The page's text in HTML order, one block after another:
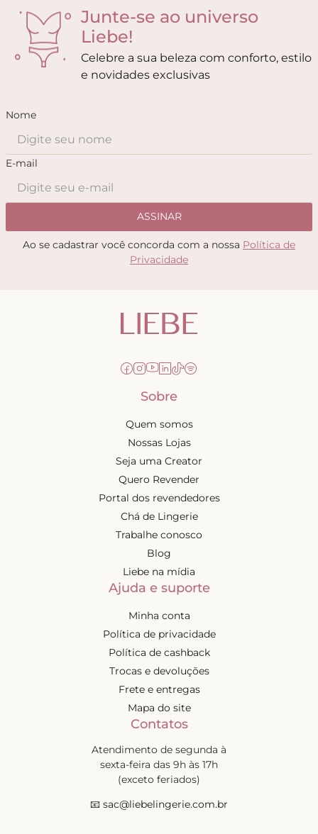
Junte-se ao universo
Liebe!
Celebre a sua beleza com conforto, estilo
e novidades exclusivas
Nome
E-mail
ASSINAR
Ao se cadastrar você concorda com a nossa Política de
Privacidade
Sobre
Quem somos
Nossas Lojas
Seja uma Creator
Quero Revender
Portal dos revendedores
Chá de Lingerie
Trabalhe conosco
Blog
Liebe na mídia
Ajuda e suporte
Minha conta
Política de privacidade
Política de cashback
Trocas e devoluções
Frete e entregas
Mapa do site
Contatos
Atendimento de segunda à
sexta-feira das 9h às 17h
(exceto feriados)
📧 sac@liebelingerie.com.br